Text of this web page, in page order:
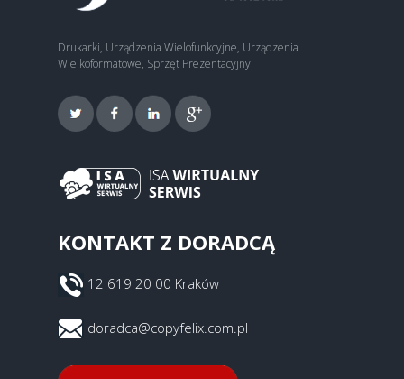
Drukarki, Urządzenia Wielofunkcyjne, Urządzenia
Wielkoformatowe, Sprzęt Prezentacyjny
KONTAKT Z DORADCĄ
12 619 20 00 Kraków
doradca@copyfelix.com.pl